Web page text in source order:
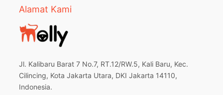
Alamat Kami
Jl. Kalibaru Barat 7 No.7, RT.12/RW.5, Kali Baru, Kec.
Cilincing, Kota Jakarta Utara, DKI Jakarta 14110,
Indonesia.